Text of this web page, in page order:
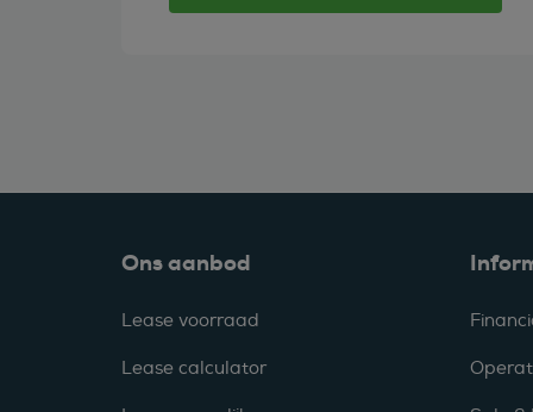
Ons aanbod
Lease voorraad
Lease calculator